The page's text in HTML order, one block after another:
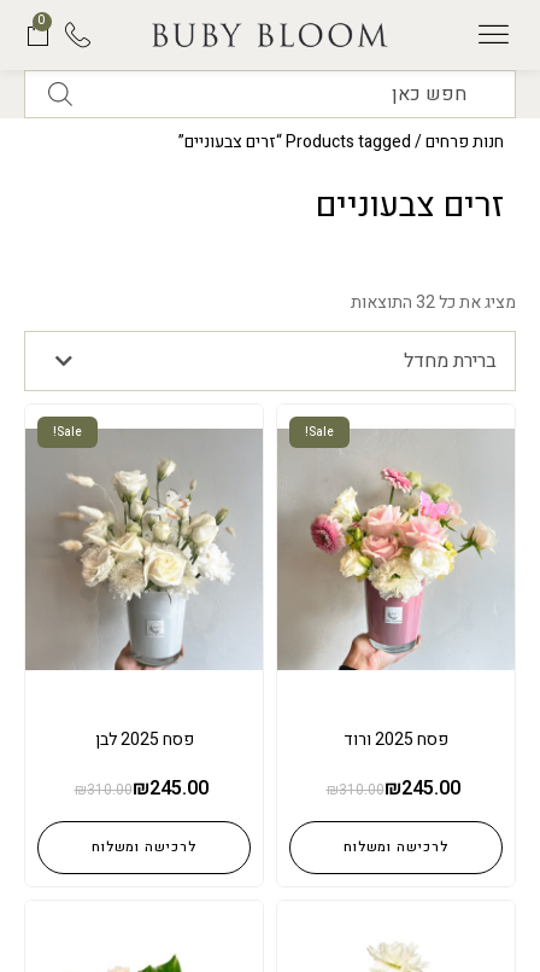
0
חנות פרחים/ Products tagged “זרים צבעוניים”
זרים צבעוניים
מציג את כל 32 התוצאות
ברירת מחדל
Sale!
פסח 2025 ורוד
₪310.00₪245.00
לרכישה ומשלוח
Sale!
פסח 2025 לבן
₪310.00₪245.00
לרכישה ומשלוח